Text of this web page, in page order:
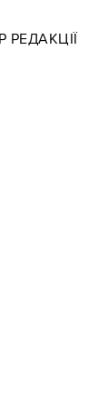
РЕДАКЦІЇ